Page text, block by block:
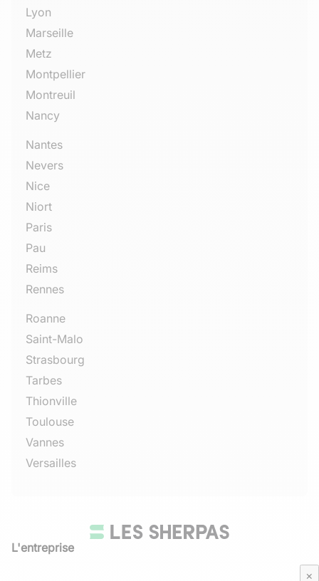
×
Lyon
Marseille
Metz
Montpellier
Montreuil
Nancy
Nantes
Nevers
Nice
Niort
Paris
Pau
Reims
Rennes
Roanne
Saint-Malo
Strasbourg
Tarbes
Thionville
Toulouse
Vannes
Versailles
L'entreprise